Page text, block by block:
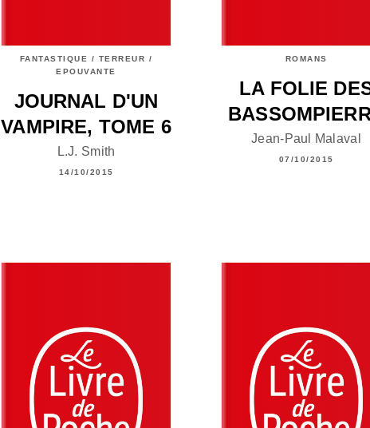
FANTASTIQUE / TERREUR /
EPOUVANTE
JOURNAL D'UN
VAMPIRE, TOME 6
L.J. Smith
14/10/2015
ROMANS
LA FOLIE
Jean-Paul Malaval
07/10/2015